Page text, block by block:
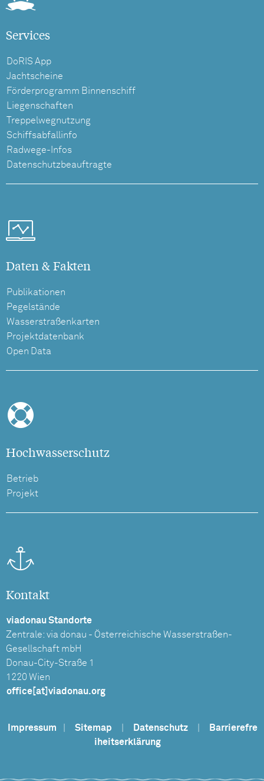
Services
DoRIS App
Jachtscheine
Förderprogramm Binnenschiff
Liegenschaften
Treppelwegnutzung
Schiffsabfallinfo
Radwege-Infos
Datenschutzbeauftragte
Daten & Fakten
Publikationen
Pegelstände
Wasserstraßenkarten
Projektdatenbank
Open Data
Hochwasserschutz
Betrieb
Projekt
Kontakt
viadonau Standorte
Zentrale: via donau - Österreichische Wasserstraßen-
Gesellschaft mbH
Donau-City-Straße 1
1220 Wien
office[at]viadonau.org
Impressum Sitemap Datenschutz
Barrierefre
iheitserklärung